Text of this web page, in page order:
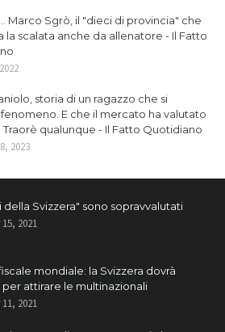
Marco Sgrò, il "dieci di provincia" che
la scalata anche da allenatore - Il Fatto
storia di un ragazzo che si
E che il mercato ha valutato
Traorè qualunque - Il Fatto Quotidiano
2023
della Svizzera" sono sopravvalutati
2021
mondiale: la Svizzera dovrà
per attirare le multinazionali
2021